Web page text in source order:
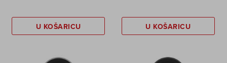
U KOŠARICU U KOŠARICU